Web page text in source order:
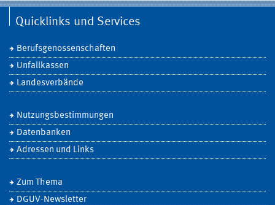
Quicklinks und Services
Berufsgenossenschaften
Unfallkassen
Landesverbände
Nutzungsbestimmungen
Datenbanken
Adressen und Links
Zum Thema
DGUV-Newsletter